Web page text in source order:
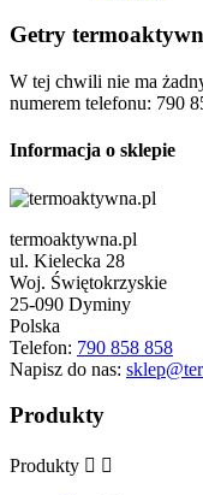
Getry
W tej chwili nie ma
numerem telefonu: 790
Informacja o sklepie
termoaktywna.pl
ul. Kielecka 28
Woj. Świętokrzyskie
25-090 Dyminy
Polska
Telefon: 790 858 858
Napisz do nas:
Produkty
Produkty  